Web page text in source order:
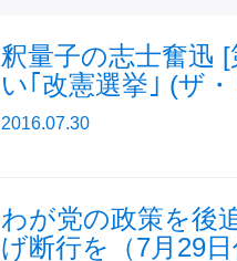
釈量子の志士奮迅
い｢改憲選挙｣ (ザ
2016.07.30
わが党の政策を後
げ断行を（7月29